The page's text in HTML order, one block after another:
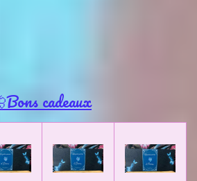
cadeaux